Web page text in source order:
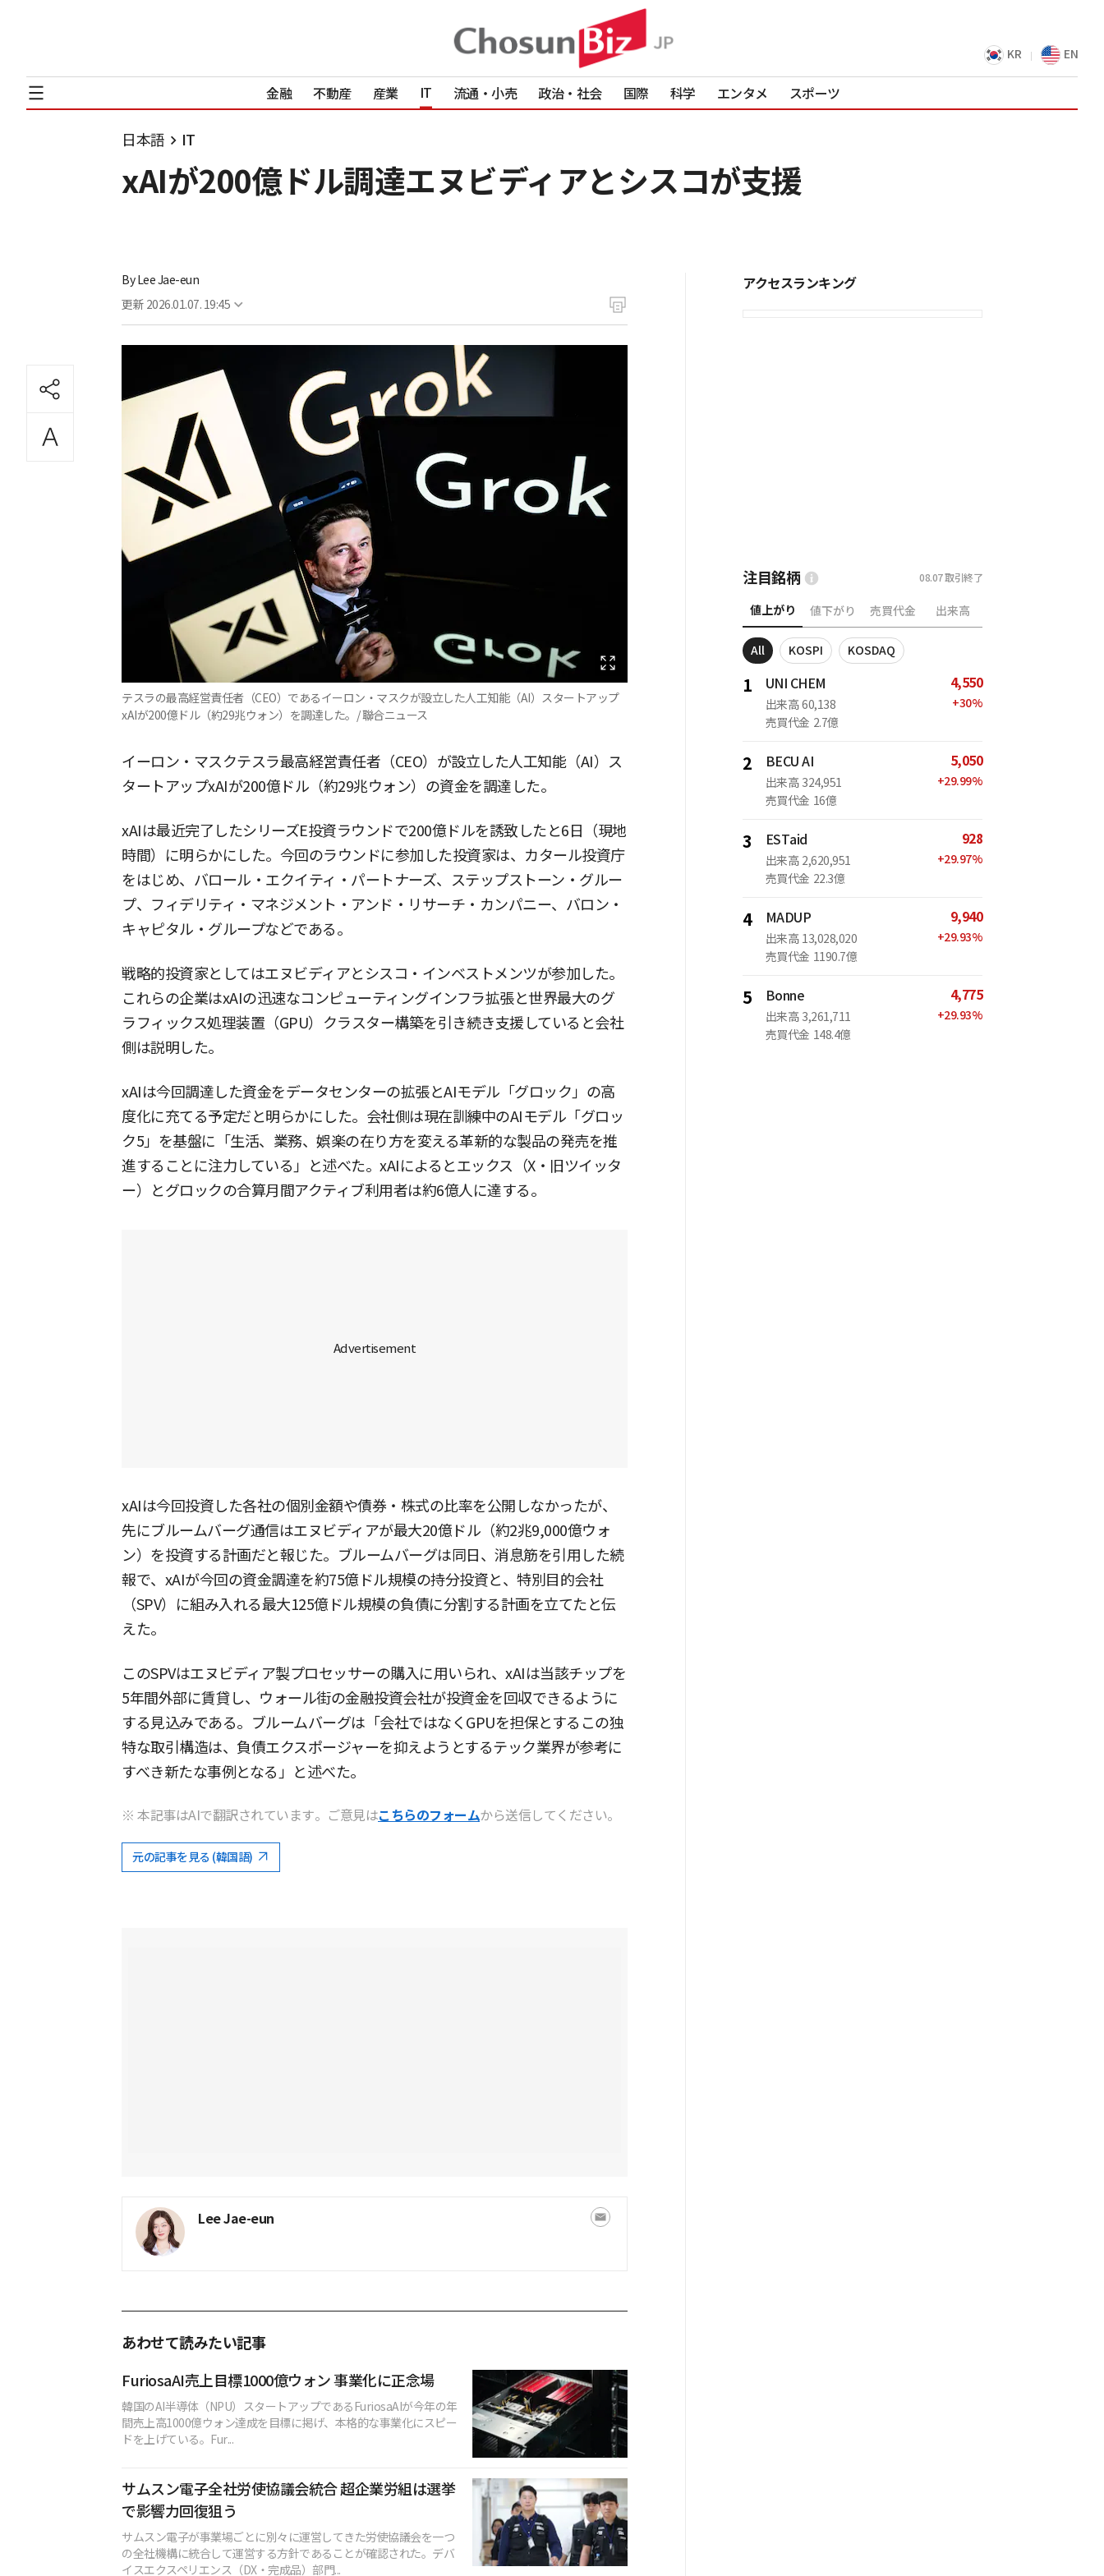
KR EN
金融 不動産 産業 IT 流通・小売 政治・社会 国際 科学 エンタメ スポーツ
日本語 IT
xAIが200億ドル調達エヌビディアとシスコが支援
ByLee Jae-eun
更新 2026.01.07. 19:45
テスラの最高経営責任者（CEO）であるイーロン・マスクが設立した人工知能（AI）スタートアップ
xAIが200億ドル（約29兆ウォン）を調達した。/ 聯合ニュース
イーロン・マスクテスラ最高経営責任者（CEO）が設立した人工知能（AI）ス
タートアップxAIが200億ドル（約29兆ウォン）の資金を調達した。
xAIは最近完了したシリーズE投資ラウンドで200億ドルを誘致したと6日（現地
時間）に明らかにした。今回のラウンドに参加した投資家は、カタール投資庁
をはじめ、バロール・エクイティ・パートナーズ、ステップストーン・グルー
プ、フィデリティ・マネジメント・アンド・リサーチ・カンパニー、バロン・
キャピタル・グループなどである。
戦略的投資家としてはエヌビディアとシスコ・インベストメンツが参加した。
これらの企業はxAIの迅速なコンピューティングインフラ拡張と世界最大のグ
ラフィックス処理装置（GPU）クラスター構築を引き続き支援していると会社
側は説明した。
xAIは今回調達した資金をデータセンターの拡張とAIモデル「グロック」の高
度化に充てる予定だと明らかにした。会社側は現在訓練中のAIモデル「グロッ
ク5」を基盤に「生活、業務、娯楽の在り方を変える革新的な製品の発売を推
進することに注力している」と述べた。xAIによるとエックス（X・旧ツイッタ
ー）とグロックの合算月間アクティブ利用者は約6億人に達する。
xAIは今回投資した各社の個別金額や債券・株式の比率を公開しなかったが、
先にブルームバーグ通信はエヌビディアが最大20億ドル（約2兆9,000億ウォ
ン）を投資する計画だと報じた。ブルームバーグは同日、消息筋を引用した続
報で、xAIが今回の資金調達を約75億ドル規模の持分投資と、特別目的会社
（SPV）に組み入れる最大125億ドル規模の負債に分割する計画を立てたと伝
えた。
このSPVはエヌビディア製プロセッサーの購入に用いられ、xAIは当該チップを
5年間外部に賃貸し、ウォール街の金融投資会社が投資金を回収できるように
する見込みである。ブルームバーグは「会社ではなくGPUを担保とするこの独
特な取引構造は、負債エクスポージャーを抑えようとするテック業界が参考に
すべき新たな事例となる」と述べた。
※ 本記事はAIで翻訳されています。ご意見はこちらのフォームから送信してください。
元の記事を見る (韓国語)
Lee Jae-eun
あわせて読みたい記事
FuriosaAI売上目標1000億ウォン 事業化に正念場
韓国のAI半導体（NPU）スタートアップであるFuriosaAIが今年の年
間売上高1000億ウォン達成を目標に掲げ、本格的な事業化にスピー
ドを上げている。Fur...
サムスン電子全社労使協議会統合 超企業労組は選挙
で影響力回復狙う
サムスン電子が事業場ごとに別々に運営してきた労使協議会を一つ
の全社機構に統合して運営する方針であることが確認された。デバ
イスエクスペリエンス（DX・完成品）部門...
アクセスランキング
注目銘柄 08.07取引終了
値上がり 値下がり 売買代金 出来高
All KOSPI KOSDAQ
1 UNI CHEM
出来高 60,138
売買代金 2.7億
4,550
+30%
2 BECU AI
出来高 324,951
売買代金 16億
5,050
+29.99%
3 ESTaid
出来高 2,620,951
売買代金 22.3億
928
+29.97%
4 MADUP
出来高 13,028,020
売買代金 1190.7億
9,940
+29.93%
5 Bonne
出来高 3,261,711
売買代金 148.4億
4,775
+29.93%